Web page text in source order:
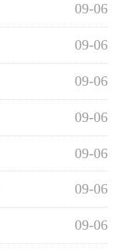
09-06
09-06
09-06
09-06
09-06
09-06
09-06